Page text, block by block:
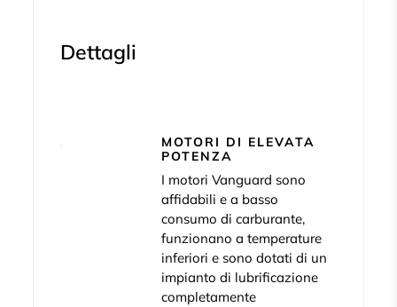
Dettagli
MOTORI DI ELEVATA
POTENZA
I motori Vanguard sono
affidabili e a basso
consumo di carburante,
funzionano a temperature
inferiori e sono dotati di un
impianto di lubrificazione
completamente